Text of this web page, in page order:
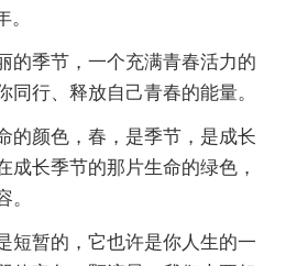
的季节，一个充满青春活力的
同行、释放自己青春的能量。
的颜色，春，是季节，是成长
成长季节的那片生命的绿色，
。
短暂的，它也许是你人生的一